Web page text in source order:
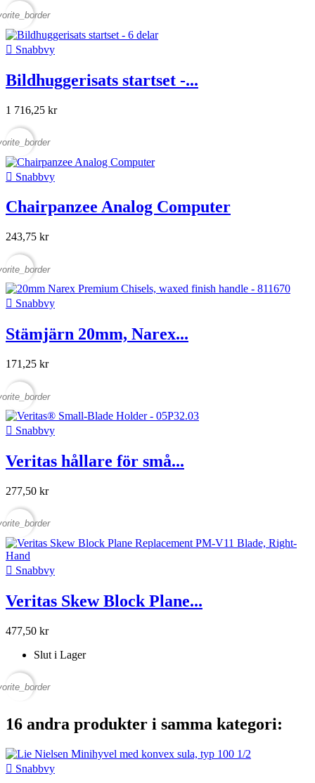
 Snabbvy
Bildhuggerisats startset -...
1 716,25 kr
 Snabbvy
Chairpanzee Analog Computer
243,75 kr
 Snabbvy
Stämjärn 20mm, Narex...
171,25 kr
 Snabbvy
Veritas hållare för små...
277,50 kr
 Snabbvy
Veritas Skew Block Plane...
477,50 kr
Slut i Lager
16 andra produkter i samma kategori:
 Snabbvy